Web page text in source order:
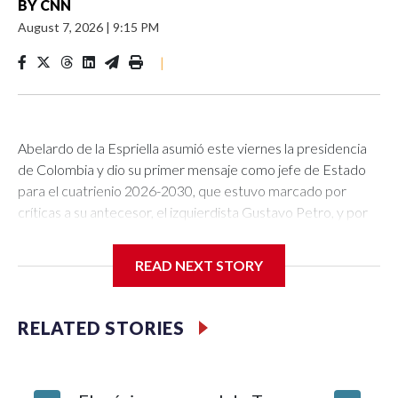
BY CNN
August 7, 2026 | 9:15 PM
|
Abelardo de la Espriella asumió este viernes la presidencia
de Colombia y dio su primer mensaje como jefe de Estado
para el cuatrienio 2026-2030, que estuvo marcado por
críticas a su antecesor, el izquierdista Gustavo Petro, y por
líder del movimiento Defensores de la Patria, llegó por la
esposa e hijos. En el recinto de Cali destinado para el acto
oficial, se tomó su tiempo para saludar a quienes lo
READ NEXT STORY
RELATED STORIES